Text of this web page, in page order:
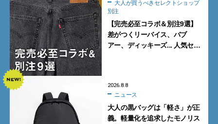
別注
【完売必至コラボ＆別注9選】
差がつくリーバイス、バブ
アー、ディッキーズ... 人気セレ
2026.8.8
ニュース
大人の黒バッグは「軽さ」が正
義。軽量化を追求したモノリス